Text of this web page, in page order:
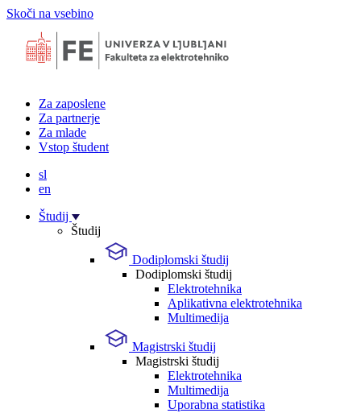
Skoči na vsebino
Za zaposlene
Za partnerje
Za mlade
Vstop študent
sl
en
Študij
Študij
Dodiplomski študij
Dodiplomski študij
Elektrotehnika
Aplikativna elektrotehnika
Multimedija
Magistrski študij
Magistrski študij
Elektrotehnika
Multimedija
Uporabna statistika